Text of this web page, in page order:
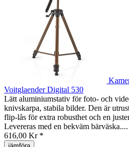
Voitglaender Digital 530
Lätt aluminiumstativ för foto- och
knivskarpa, stabila bilder. Den är
flip-lås för extra robusthet och en
Levereras med en bekväm bärväska....
616,00 Kr *